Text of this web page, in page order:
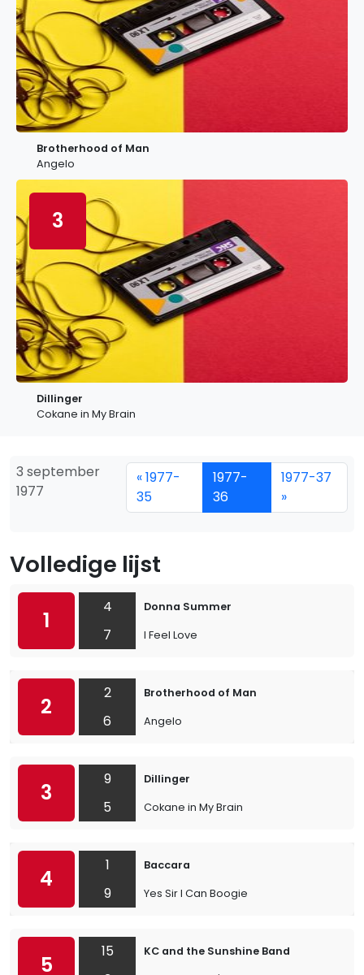
Brotherhood of Man
Angelo
3
Dillinger
Cokane in My Brain
3 september
1977
« 1977-
35
1977-
36
1977-37
»
Volledige lijst
1
4
7
Donna Summer
I Feel Love
2
2
6
Brotherhood of Man
Angelo
3
9
5
Dillinger
Cokane in My Brain
4
1
9
Baccara
Yes Sir I Can Boogie
5
15
KC and the Sunshine Band